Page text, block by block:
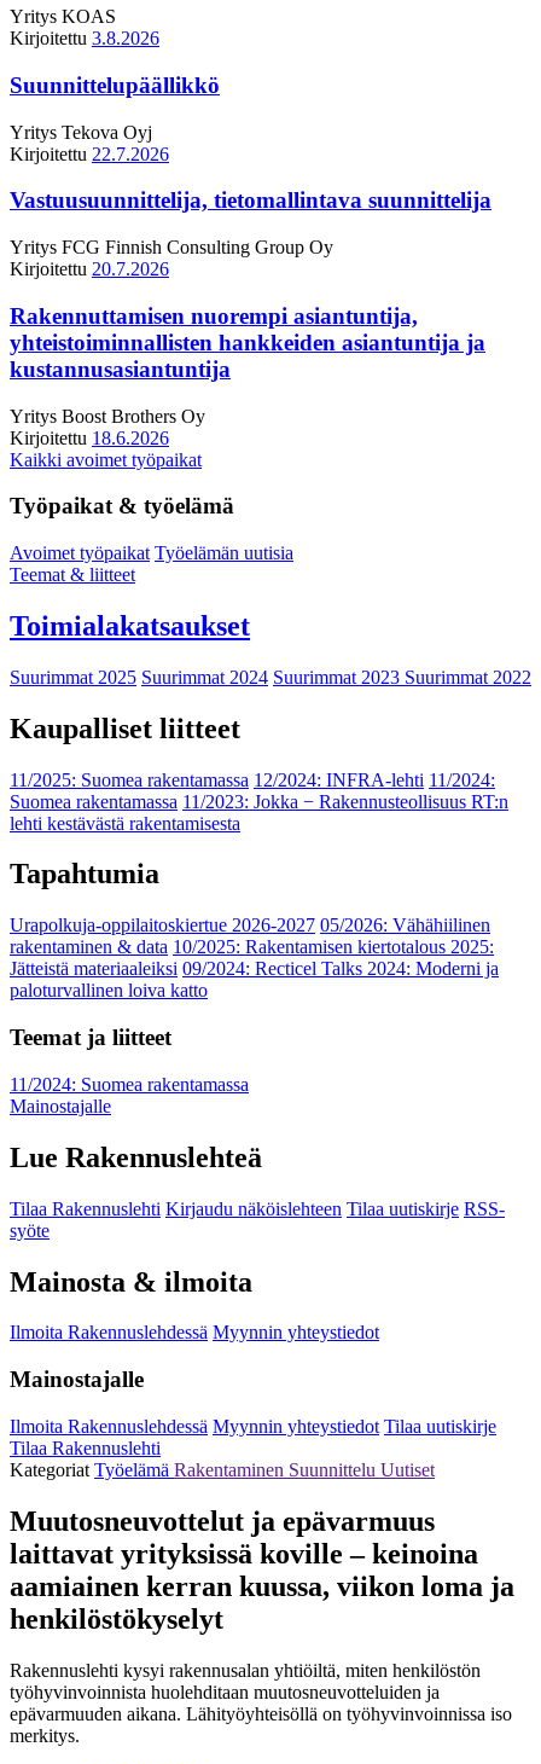
Yritys KOAS
Kirjoitettu 3.8.2026
Suunnittelupäällikkö
Yritys Tekova Oyj
Kirjoitettu 22.7.2026
Vastuusuunnittelija, tietomallintava suunnittelija
Yritys FCG Finnish Consulting Group Oy
Kirjoitettu 20.7.2026
Rakennuttamisen nuorempi asiantuntija,
yhteistoiminnallisten hankkeiden asiantuntija ja
kustannusasiantuntija
Yritys Boost Brothers Oy
Kirjoitettu 18.6.2026
Kaikki avoimet työpaikat
Työpaikat & työelämä
Avoimet työpaikat Työelämän uutisia
Teemat & liitteet
Toimialakatsaukset
Suurimmat 2025 Suurimmat 2024 Suurimmat 2023 Suurimmat 2022
Kaupalliset liitteet
11/2025: Suomea rakentamassa 12/2024: INFRA-lehti 11/2024:
Suomea rakentamassa 11/2023: Jokka − Rakennusteollisuus RT:n
lehti kestävästä rakentamisesta
Tapahtumia
Urapolkuja-oppilaitoskiertue 2026-2027 05/2026: Vähähiilinen
rakentaminen & data 10/2025: Rakentamisen kiertotalous 2025:
Jätteistä materiaaleiksi 09/2024: Recticel Talks 2024: Moderni ja
paloturvallinen loiva katto
Teemat ja liitteet
11/2024: Suomea rakentamassa
Mainostajalle
Lue Rakennuslehteä
Tilaa Rakennuslehti Kirjaudu näköislehteen Tilaa uutiskirje RSS-
syöte
Mainosta & ilmoita
Ilmoita Rakennuslehdessä Myynnin yhteystiedot
Mainostajalle
Ilmoita Rakennuslehdessä Myynnin yhteystiedot Tilaa uutiskirje
Tilaa Rakennuslehti
Kategoriat Työelämä Rakentaminen Suunnittelu Uutiset
Muutosneuvottelut ja epävarmuus
laittavat yrityksissä koville – keinoina
aamiainen kerran kuussa, viikon loma ja
henkilöstökyselyt
Rakennuslehti kysyi rakennusalan yhtiöiltä, miten henkilöstön
työhyvinvoinnista huolehditaan muutosneuvotteluiden ja
epävarmuuden aikana. Lähityöyhteisöllä on työhyvinvoinnissa iso
merkitys.